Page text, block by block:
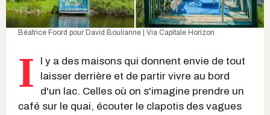
Béatrice Foord pour David Boulianne | Via Capitale Horizon
I
l y a des maisons qui donnent envie de tout
laisser derrière et de partir vivre au bord
d'un lac. Celles où on s'imagine prendre un
café sur le quai, écouter le clapotis des vagues